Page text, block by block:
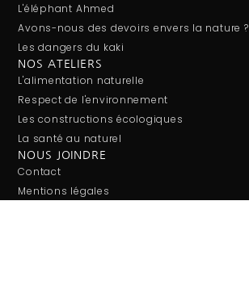
L'éléphant Ahmed
Avons-nous des devoirs envers la nature ?
Les dangers du kaki
NOS ATELIERS
L'alimentation naturelle
Respect de l'environnement
Les constructions écologiques
La santé au naturel
NOUS JOINDRE
Contact
Mentions légales